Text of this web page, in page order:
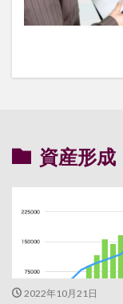
資産形成
2022年10月21日